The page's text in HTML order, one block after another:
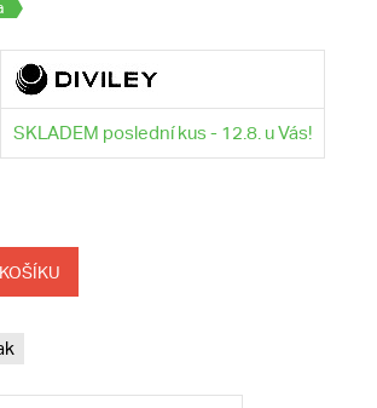
SKLADEM poslední kus - 12.8. u Vás!